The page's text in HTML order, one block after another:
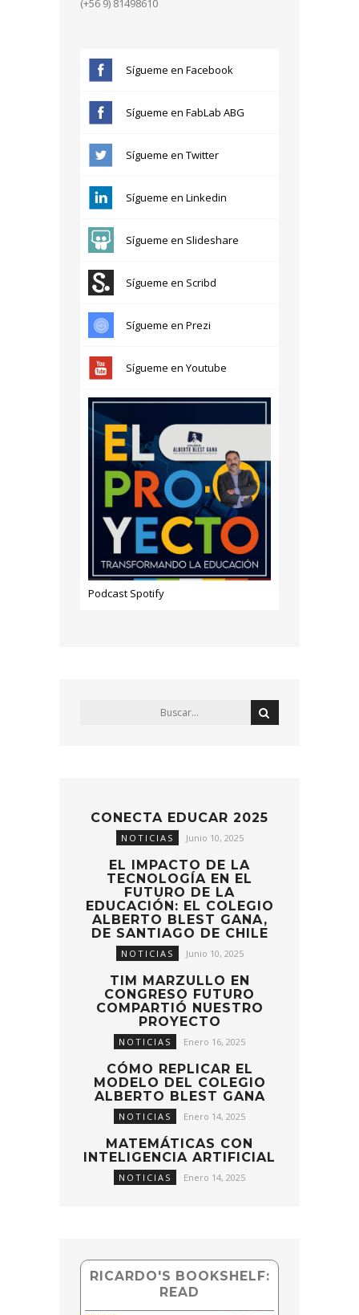
(+56 9) 81498610
Sígueme en Facebook
Sígueme en FabLab ABG
Sígueme en Twitter
Sígueme en Linkedin
Sígueme en Slideshare
Sígueme en Scribd
Sígueme en Prezi
Sígueme en Youtube
Podcast Spotify
CONECTA EDUCAR 2025
NOTICIAS Junio 10, 2025
EL IMPACTO DE LA
TECNOLOGÍA EN EL
FUTURO DE LA
EDUCACIÓN: EL COLEGIO
ALBERTO BLEST GANA,
DE SANTIAGO DE CHILE
NOTICIAS Junio 10, 2025
TIM MARZULLO EN
CONGRESO FUTURO
COMPARTIÓ NUESTRO
PROYECTO
NOTICIAS Enero 16, 2025
CÓMO REPLICAR EL
MODELO DEL COLEGIO
ALBERTO BLEST GANA
NOTICIAS Enero 14, 2025
MATEMÁTICAS CON
INTELIGENCIA ARTIFICIAL
NOTICIAS Enero 14, 2025
RICARDO'S BOOKSHELF:
READ